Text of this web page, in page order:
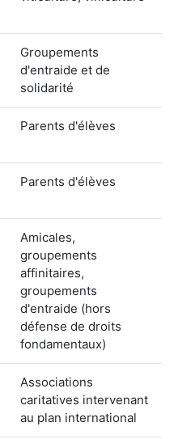
Groupements
d'entraide et de
solidarité
Parents d'élèves
Parents d'élèves
Amicales,
groupements
affinitaires,
groupements
d'entraide (hors
défense de droits
fondamentaux)
Associations
caritatives intervenant
au plan international